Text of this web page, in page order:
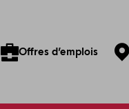
Offres d’emplois